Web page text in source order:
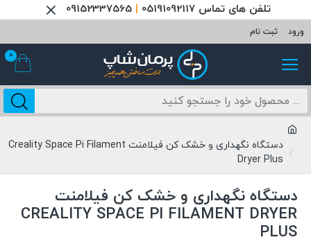
تلفن های تماس 05191092117 09152337565
ورود ثبت نام
0
دستگاه نگهداری و خشک کن فیلامنت Creality Space Pi Filament
Dryer Plus
دستگاه نگهداری و خشک کن فیلامنت
CREALITY SPACE PI FILAMENT DRYER
PLUS